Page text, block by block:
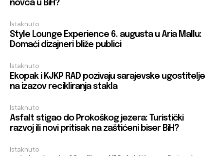
novca u BiH?
Istaknuto
Style Lounge Experience 6. augusta u Aria Mallu:
Domaći dizajneri bliže publici
Istaknuto
Ekopak i KJKP RAD pozivaju sarajevske ugostitelje
na izazov recikliranja stakla
Istaknuto
Asfalt stigao do Prokoškog jezera: Turistički
razvoj ili novi pritisak na zaštićeni biser BiH?
Istaknuto